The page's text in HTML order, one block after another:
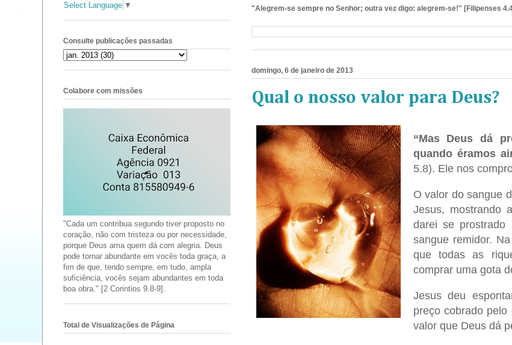
"Alegrem-se sempre no Senhor; outra vez digo: alegrem-se!" [Filipenses
domingo, 6 de janeiro de 2013
Qual o nosso valor para Deus?
“Mas Deus dá
quando éramos
5.8). Ele nos
O valor do sangue
Jesus, mostrando
darei se prostrado
sangue remidor.
que todas as
comprar uma gota
Jesus deu
preço cobrado
valor que Deus dá
Select Language ▼
Consulte publicações passadas
Colabore com missões
"Cada um contribua segundo tiver proposto no
coração, não com tristeza ou por necessidade,
porque Deus ama quem dá com alegria. Deus
pode tornar abundante em vocês toda graça, a
fim de que, tendo sempre, em tudo, ampla
suficiência, vocês sejam abundantes em toda
boa obra." [2 Corintios 9.8-9].
Total de Visualizações de Página